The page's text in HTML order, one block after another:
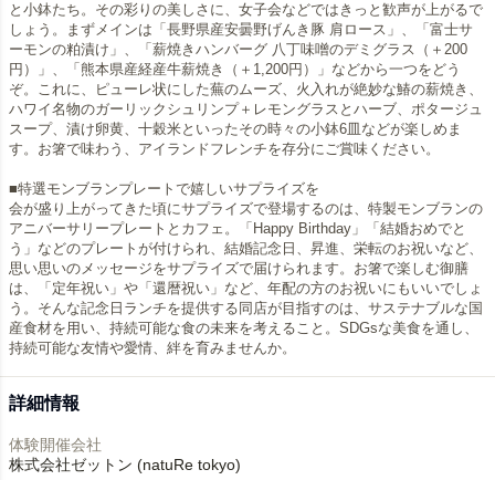
と小鉢たち。その彩りの美しさに、女子会などではきっと歓声が上がるで
しょう。まずメインは「長野県産安曇野げんき豚 肩ロース」、「富士サ
ーモンの粕漬け」、「薪焼きハンバーグ 八丁味噌のデミグラス（＋200
円）」、「熊本県産経産牛薪焼き（＋1,200円）」などから一つをどう
ぞ。これに、ピューレ状にした蕪のムーズ、火入れが絶妙な鰆の薪焼き、
ハワイ名物のガーリックシュリンプ＋レモングラスとハーブ、ポタージュ
スープ、漬け卵黄、十穀米といったその時々の小鉢6皿などが楽しめま
す。お箸で味わう、アイランドフレンチを存分にご賞味ください。
■特選モンブランプレートで嬉しいサプライズを
会が盛り上がってきた頃にサプライズで登場するのは、特製モンブランの
アニバーサリープレートとカフェ。「Happy Birthday」「結婚おめでと
う」などのプレートが付けられ、結婚記念日、昇進、栄転のお祝いなど、
思い思いのメッセージをサプライズで届けられます。お箸で楽しむ御膳
は、「定年祝い」や「還暦祝い」など、年配の方のお祝いにもいいでしょ
う。そんな記念日ランチを提供する同店が目指すのは、サステナブルな国
産食材を用い、持続可能な食の未来を考えること。SDGsな美食を通し、
詳細情報
体験開催会社
株式会社ゼットン (natuRe tokyo)